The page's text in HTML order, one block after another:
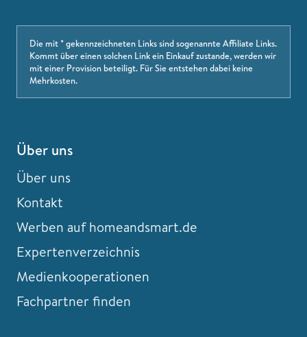
Die mit * gekennzeichneten Links sind sogenannte Affiliate Links.
Kommt über einen solchen Link ein Einkauf zustande, werden wir
mit einer Provision beteiligt. Für Sie entstehen dabei keine
Mehrkosten.
Über uns
Über uns
Kontakt
Werben auf homeandsmart.de
Expertenverzeichnis
Medienkooperationen
Fachpartner finden